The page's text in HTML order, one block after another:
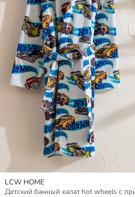
LCW HOME